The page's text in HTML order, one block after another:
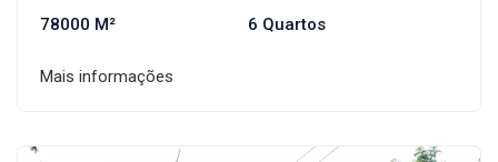
78000 M² 6 Quartos
Mais informações